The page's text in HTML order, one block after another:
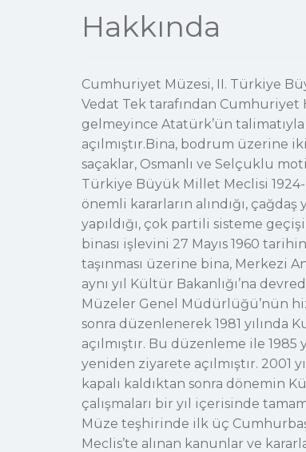
Hakkında
Cumhuriyet Müzesi, II. Türkiye
Vedat Tek tarafından Cumhuriyet
gelmeyince Atatürk’ün
açılmıştır.Bina, bodrum üzerine
saçaklar, Osmanlı ve Selçuklu
Türkiye Büyük Millet Meclisi
önemli kararların alındığı, çağdaş
yapıldığı, çok partili sisteme
binası işlevini 27 Mayıs 1960
taşınması üzerine bina, Merkezi
aynı yıl Kültür Bakanlığı’na
Müzeler Genel Müdürlüğü’nün
sonra düzenlenerek 1981
açılmıştır. Bu düzenleme ile
yeniden ziyarete açılmıştır. 2001
kapalı kaldıktan sonra dönemin
çalışmaları bir yıl içerisinde
Müze teşhirinde ilk üç
Meclis’te alınan kanunlar ve